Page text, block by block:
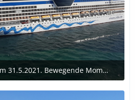
Diva von der Sol aus am 31.5.2021. Bewegende Momente...